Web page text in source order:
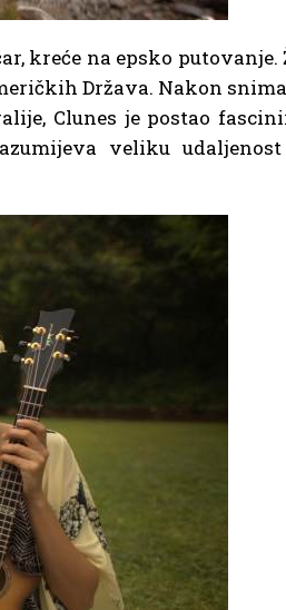
kreće na epsko putovanje.
Država. Nakon
Clunes je postao
veliku